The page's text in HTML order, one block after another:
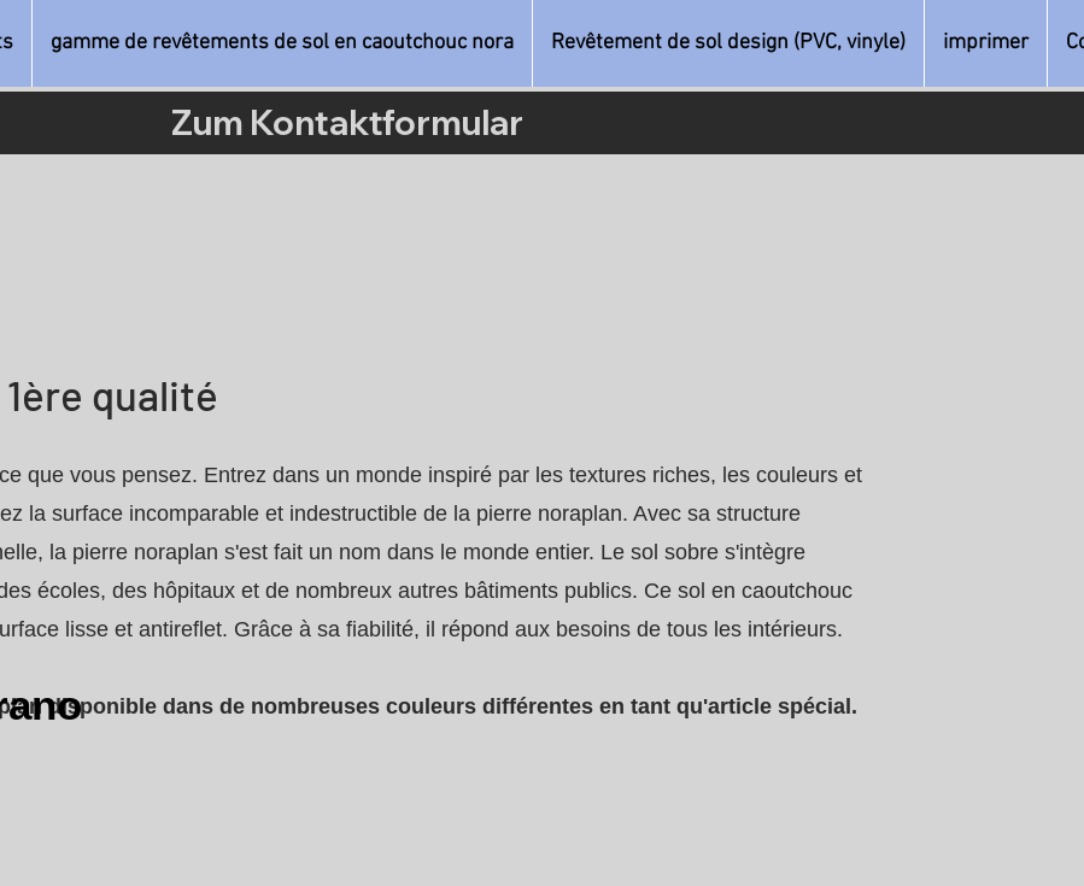
gamme de revêtements de sol en caoutchouc nora Revêtement de sol design (PVC, vinyle) imprimer
Zum Kontaktformular
qualité
que vous pensez. Entrez dans un monde inspiré par les textures riches, les couleurs et
la surface incomparable et indestructible de la pierre noraplan. Avec sa structure
la pierre noraplan s'est fait un nom dans le monde entier. Le sol sobre s'intègre
écoles, des hôpitaux et de nombreux autres bâtiments publics. Ce sol en caoutchouc
lisse et antireflet. Grâce à sa fiabilité, il répond aux besoins de tous les intérieurs.
disponible dans de nombreuses couleurs différentes en tant qu'article spécial.